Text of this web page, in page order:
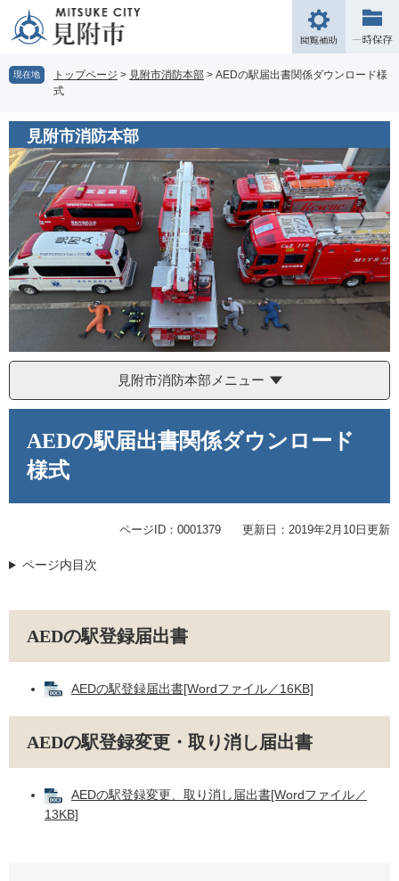
の
先
で
ー
を
ば
て
本
へ
閲
覧
補
現在地 トップページ > 見附市消防本部 > AEDの駅届出書関係ダウンロード様
式
見附市消防本部
見附市消防本部メニュー
AEDの駅届出書関係ダウンロード
様式
ページID：0001379 更新日：2019年2月10日更新
ページ内目次
AEDの駅登録届出書
AEDの駅登録届出書[Wordファイル／16KB]
AEDの駅登録変更・取り消し届出書
AEDの駅登録変更、取り消し届出書[Wordファイル／
13KB]